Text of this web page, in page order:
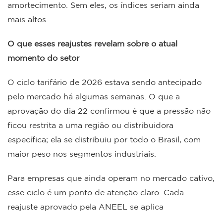
amortecimento. Sem eles, os índices seriam ainda
mais altos.
O que esses reajustes revelam sobre o atual
momento do setor
O ciclo tarifário de 2026 estava sendo antecipado
pelo mercado há algumas semanas. O que a
aprovação do dia 22 confirmou é que a pressão não
ficou restrita a uma região ou distribuidora
específica; ela se distribuiu por todo o Brasil, com
maior peso nos segmentos industriais.
Para empresas que ainda operam no mercado cativo,
esse ciclo é um ponto de atenção claro. Cada
reajuste aprovado pela ANEEL se aplica